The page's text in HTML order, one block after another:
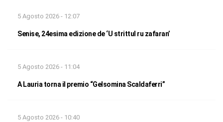
5 Agosto 2026 - 12:07
Senise, 24esima edizione de ‘U strittul ru zafaran’
5 Agosto 2026 - 11:04
A Lauria torna il premio “Gelsomina Scaldaferri”
5 Agosto 2026 - 10:40